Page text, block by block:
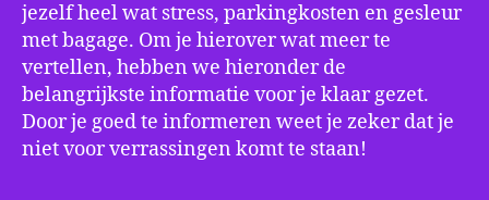
jezelf heel wat stress, parkingkosten en gesleur
met bagage. Om je hierover wat meer te
vertellen, hebben we hieronder de
belangrijkste informatie voor je klaar gezet.
Door je goed te informeren weet je zeker dat je
niet voor verrassingen komt te staan!